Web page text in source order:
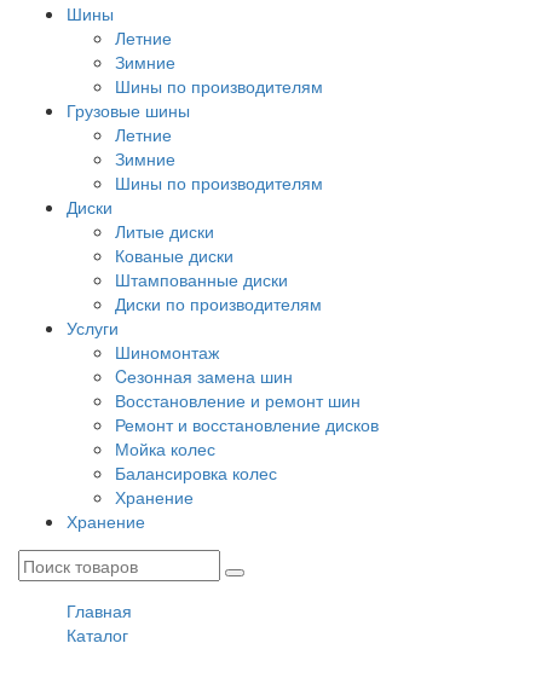
Шины
Летние
Зимние
Шины по производителям
Грузовые шины
Летние
Зимние
Шины по производителям
Диски
Литые диски
Кованые диски
Штампованные диски
Диски по производителям
Услуги
Шиномонтаж
Cезонная замена шин
Восстановление и ремонт шин
Ремонт и восстановление дисков
Мойка колес
Балансировка колес
Хранение
Хранение
Главная
Каталог